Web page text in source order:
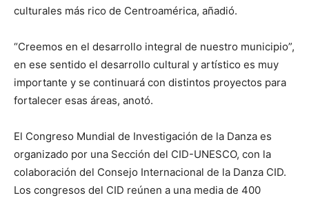
culturales más rico de Centroamérica, añadió.
“Creemos en el desarrollo integral de nuestro municipio”,
en ese sentido el desarrollo cultural y artístico es muy
importante y se continuará con distintos proyectos para
fortalecer esas áreas, anotó.
El Congreso Mundial de Investigación de la Danza es
organizado por una Sección del CID-UNESCO, con la
colaboración del Consejo Internacional de la Danza CID.
Los congresos del CID reúnen a una media de 400